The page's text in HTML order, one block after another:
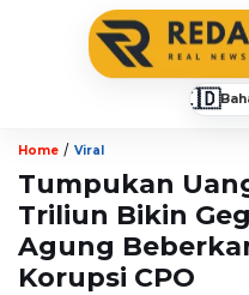
🇮🇩
Home / Viral
Tumpukan
Triliun Bikin
Agung
Korupsi CPO